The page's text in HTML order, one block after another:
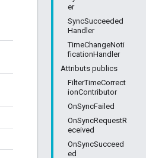
er
SyncSucceeded
Handler
TimeChangeNoti
ficationHandler
Attributs publics
FilterTimeCorrect
ionContributor
OnSyncFailed
OnSyncRequestR
eceived
OnSyncSucceed
ed